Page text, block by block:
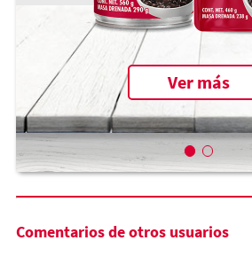
Ver más
Comentarios de otros usuarios